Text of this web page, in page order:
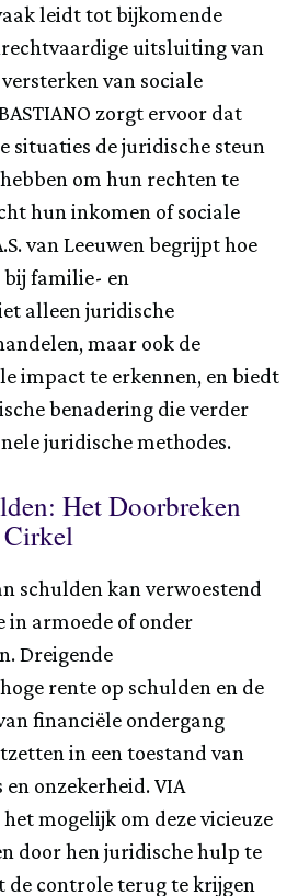
leidt tot bijkomende
uitsluiting van
van sociale
zorgt ervoor dat
situaties de juridische steun
om hun rechten te
hun inkomen of sociale
van Leeuwen begrijpt hoe
familie- en
alleen juridische
maar ook de
impact te erkennen, en biedt
benadering die verder
juridische methodes.
Het Doorbreken
Cirkel
schulden kan verwoestend
in armoede of onder
Dreigende
rente op schulden en de
financiële ondergang
in een toestand van
onzekerheid. VIA
het mogelijk om deze vicieuze
door hen juridische hulp te
de controle terug te krijgen